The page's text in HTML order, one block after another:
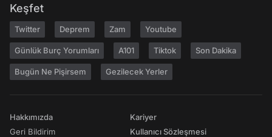
Keşfet
Twitter Deprem Zam Youtube
Günlük Burç Yorumları A101 Tiktok Son Dakika
Bugün Ne Pişirsem Gezilecek Yerler
Hakkımızda
Geri Bildirim
Kariyer
Kullanıcı Sözleşmesi